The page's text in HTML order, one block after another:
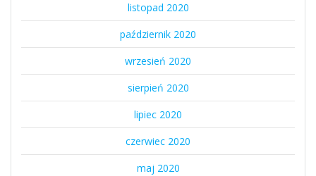
listopad 2020
październik 2020
wrzesień 2020
sierpień 2020
lipiec 2020
czerwiec 2020
maj 2020